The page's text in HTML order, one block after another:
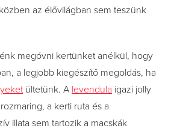
az élővilágban sem teszünk
megóvni kertünket anélkül, hogy
a legjobb kiegészítő megoldás, ha
ültetünk. A levendula igazi jolly
a kerti ruta és a
illata sem tartozik a macskák